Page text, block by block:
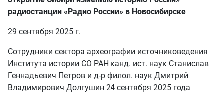
радиостанции «Радио России» в Новосибирске
29 сентября 2025 г.
Сотрудники сектора археографии источниковедения
Института истории СО РАН канд. ист. наук Станислав
Геннадьевич Петров и д-р филол. наук Дмитрий
Владимирович Долгушин 24 сентября 2025 года